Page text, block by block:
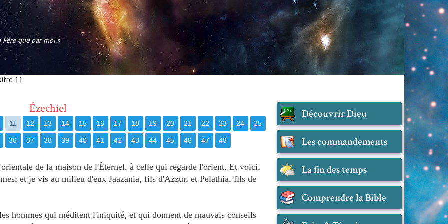
que par moi.»
11
Ézechiel
11 12 13 14 15 16 17 18 19 20 21 22 23 24 25
36 37 38 39 40 41 42 43 44 45 46 47 48
de la maison de l'Éternel, à celle qui regarde l'orient. Et voici,
et je vis au milieu d'eux Jaazania, fils d'Azzur, et Pelathia, fils de
hommes qui méditent l'iniquité, et qui donnent de mauvais conseils
Découvrir Dieu
Les commandements
La fin des temps
Comprendre la Bible